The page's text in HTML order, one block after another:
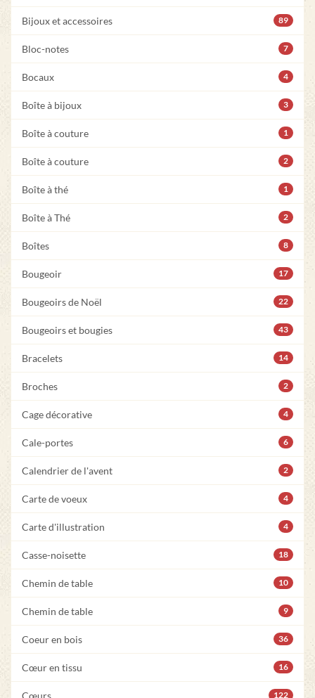
Bijoux et accessoires 89
Bloc-notes 7
Bocaux 4
Boîte à bijoux 3
Boîte à couture 1
Boîte à couture 2
Boîte à thé 1
Boîte à Thé 2
Boîtes 8
Bougeoir 17
Bougeoirs de Noël 22
Bougeoirs et bougies 43
Bracelets 14
Broches 2
Cage décorative 4
Cale-portes 6
Calendrier de l'avent 2
Carte de voeux 4
Carte d'illustration 4
Casse-noisette 18
Chemin de table 10
Chemin de table 9
Coeur en bois 36
Cœur en tissu 16
122